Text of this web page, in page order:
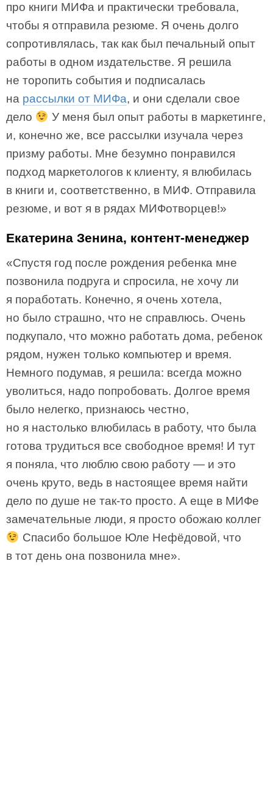
про книги МИФа и практически требовала,
чтобы я отправила резюме. Я очень долго
сопротивлялась, так как был печальный опыт
работы в одном издательстве. Я решила
не торопить события и подписалась
на рассылки от МИФа, и они сделали свое
дело
У меня был опыт работы в маркетинге,
и, конечно же, все рассылки изучала через
призму работы. Мне безумно понравился
подход маркетологов к клиенту, я влюбилась
в книги и, соответственно, в МИФ. Отправила
резюме, и вот я в рядах МИФотворцев!»
Екатерина Зенина, контент-менеджер
«Спустя год после рождения ребенка мне
позвонила подруга и спросила, не хочу ли
я поработать. Конечно, я очень хотела,
но было страшно, что не справлюсь. Очень
подкупало, что можно работать дома, ребенок
рядом, нужен только компьютер и время.
Немного подумав, я решила: всегда можно
уволиться, надо попробовать. Долгое время
было нелегко, признаюсь честно,
но я настолько влюбилась в работу, что была
готова трудиться все свободное время! И тут
я поняла, что люблю свою работу — и это
очень круто, ведь в настоящее время найти
дело по душе не так-то просто. А еще в МИФе
замечательные люди, я просто обожаю коллег
Спасибо большое Юле Нефёдовой, что
в тот день она позвонила мне».